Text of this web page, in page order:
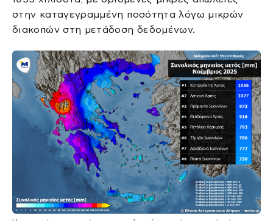
στην καταγεγραμμένη ποσότητα λόγω μικρών
διακοπών στη μετάδοση δεδομένων.